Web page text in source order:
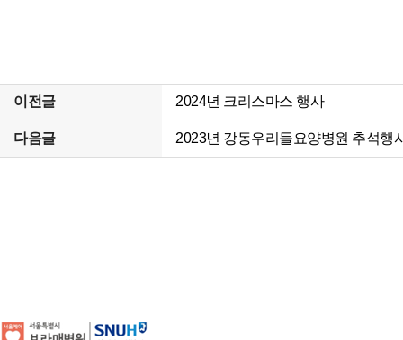
이전글 2024년 크리스마스 행사
다음글 2023년 강동우리들요양병원 추석행